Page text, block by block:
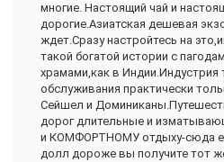
многие. Настоящий чай и
дорогие.Азиатская дешевая
ждет.Сразу настройтесь на
такой богатой истории с
храмами,как в Индии.Индустрия
обслуживания практически
Сейшел и
дорог длительные и
и КОМФОРТНОМУ отдыху-сюда
долл дороже вы получите тот